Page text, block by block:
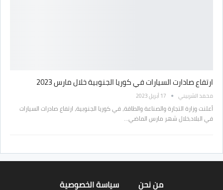
ارتفاع صادارت السيارات في كوريا الجنوبية خلال مارس 2023
محمد الشربيني 17 أبريل 2023
أعلنت وزارة التجارة والصناعة والطاقة، في كوريا الجنوبية، ارتفاع صادرات السيارات
في البلاد،خلال شهر مارس الماضي…
من نحن سياسة الخصوصية